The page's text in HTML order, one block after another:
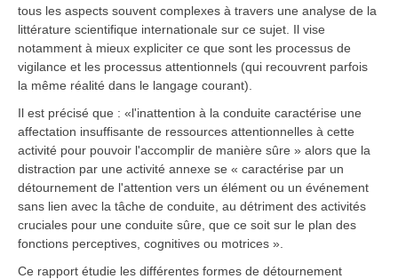
tous les aspects souvent complexes à travers une analyse de la
littérature scientifique internationale sur ce sujet. Il vise
notamment à mieux expliciter ce que sont les processus de
vigilance et les processus attentionnels (qui recouvrent parfois
la même réalité dans le langage courant).
Il est précisé que : «l'inattention à la conduite caractérise une
affectation insuffisante de ressources attentionnelles à cette
activité pour pouvoir l'accomplir de manière sûre » alors que la
distraction par une activité annexe se « caractérise par un
détournement de l'attention vers un élément ou un événement
sans lien avec la tâche de conduite, au détriment des activités
cruciales pour une conduite sûre, que ce soit sur le plan des
fonctions perceptives, cognitives ou motrices ».
Ce rapport étudie les différentes formes de détournement